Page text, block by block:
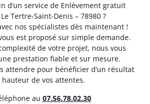
d’un service de Enlèvement gratuit
Le Tertre-Saint-Denis – 78980 ?
nos spécialistes dès maintenant !
est proposé sur simple demande.
de votre projet, nous vous
prestation fiable et sur mesure.
attendre pour bénéficier d’un résultat
hauteur de vos attentes.
au 07.56.78.02.30